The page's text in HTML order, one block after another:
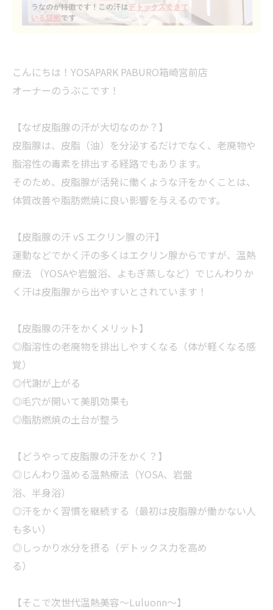
こんにちは！YOSAPARK PABURO箱崎宮前店
オーナーのうぶこです！
【なぜ皮脂腺の汗が大切なのか？】
皮脂腺は、皮脂（油）を分泌するだけでなく、老廃物や
脂溶性の毒素を排出する経路でもあります。
そのため、皮脂腺が活発に働くような汗をかくことは、
体質改善や脂肪燃焼に良い影響を与えるのです。
【皮脂腺の汗 vS エクリン腺の汗】
運動などでかく汗の多くはエクリン腺からですが、温熱
療法 （YOSAや岩盤浴、よもぎ蒸しなど）でじんわりか
く汗は皮脂腺から出やすいとされています！
【皮脂腺の汗をかくメリット】
◎脂溶性の老廃物を排出しやすくなる（体が軽くなる感
覚）
◎代謝が上がる
◎毛穴が開いて美肌効果も
◎脂肪燃焼の土台が整う
【どうやって皮脂腺の汗をかく？】
◎じんわり温める温熱療法（YOSA、岩盤
浴、半身浴）
◎汗をかく習慣を継続する（最初は皮脂腺が働かない人
も多い）
◎しっかり水分を摂る（デトックス力を高め
る）
【そこで次世代温熱美容～Luluonn～】